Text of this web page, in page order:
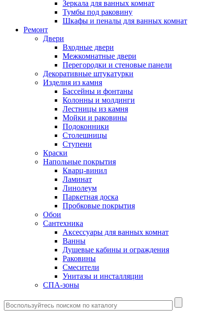
Зеркала для ванных комнат
Тумбы под раковину
Шкафы и пеналы для ванных комнат
Ремонт
Двери
Входные двери
Межкомнатные двери
Перегородки и стеновые панели
Декоративные штукатурки
Изделия из камня
Бассейны и фонтаны
Колонны и молдинги
Лестницы из камня
Мойки и раковины
Подоконники
Столешницы
Ступени
Краски
Напольные покрытия
Кварц-винил
Ламинат
Линолеум
Паркетная доска
Пробковые покрытия
Обои
Сантехника
Аксессуары для ванных комнат
Ванны
Душевые кабины и ограждения
Раковины
Смесители
Унитазы и инсталляции
СПА-зоны